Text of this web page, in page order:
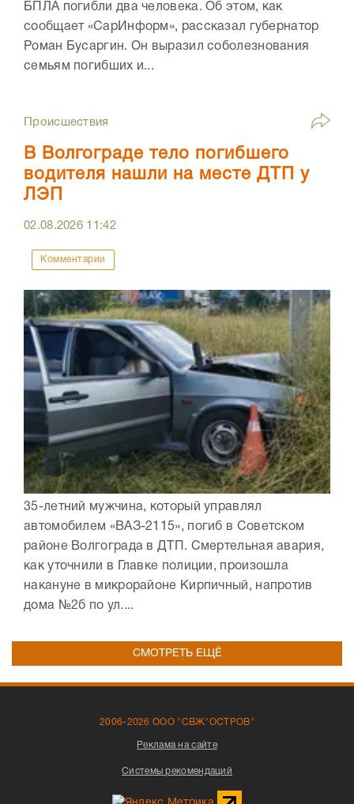
БПЛА погибли два человека. Об этом, как
сообщает «СарИнформ», рассказал губернатор
Роман Бусаргин. Он выразил соболезнования
семьям погибших и...
Происшествия
В Волгограде тело погибшего
водителя нашли на месте ДТП у
ЛЭП
02.08.2026 11:42
Комментарии
35-летний мужчина, который управлял
автомобилем «ВАЗ-2115», погиб в Советском
районе Волгограда в ДТП. Смертельная авария,
как уточнили в Главке полиции, произошла
накануне в микрорайоне Кирпичный, напротив
дома №2б по ул....
СМОТРЕТЬ ЕЩЁ
2006-2026 ООО "СВЖ"ОСТРОВ"
Реклама на сайте
Системы рекомендаций